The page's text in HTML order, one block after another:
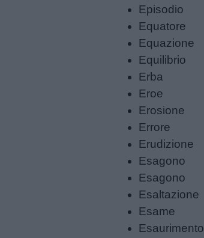
Episodio
Equatore
Equazione
Equilibrio
Erba
Eroe
Erosione
Errore
Erudizione
Esagono
Esagono
Esaltazione
Esame
Esaurimento